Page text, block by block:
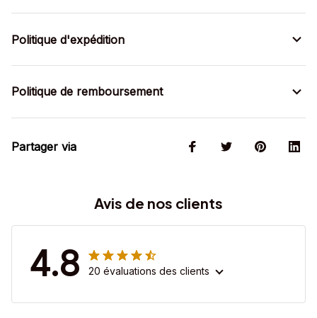
Politique d'expédition
Politique de remboursement
Partager via
Avis de nos clients
4.8 20 évaluations des clients